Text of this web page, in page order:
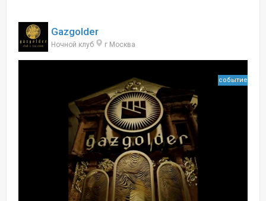
Gazgolder
Ночной клуб г Москва
событие